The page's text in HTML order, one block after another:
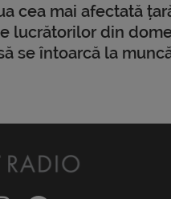
cea mai afectată
lucrătorilor din
se întoarcă la